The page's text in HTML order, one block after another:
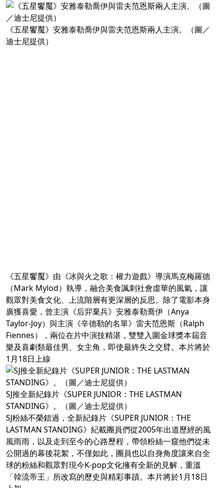
《五星饗魘》安雅泰勒喬伊與雷夫范恩斯兩人主演。（圖／
迪士尼提供）
《五星饗魘》由《冰與火之歌：權力遊戲》導演馬克梅羅德
（Mark Mylod）執導，融合美食諷刺社會虛華的風氣，讓
觀眾對美食文化、上流階層有更深層的反思。除了電影本身
廣獲喜愛，曾主演《后羿棄兵》安雅泰勒喬伊（Anya
Taylor-Joy）與主演《辛德勒的名單》雷夫范恩斯（Ralph
Fiennes），兩位在片中演技精湛，雙雙入圍金球獎本屆音
樂及喜劇類最佳男、女主角，即使最終失之交臂。本片將於
1月18日上線
SJ推全新紀錄片《SUPER JUNIOR：THE LASTMAN
STANDING》。（圖／迪士尼提供）
SJ粉絲不榮錯過，全新紀錄片《SUPER JUNIOR：THE
LASTMAN STANDING》紀載團員們從2005年出道歷經的風
風雨雨，以及走到至今的心路歷程，帶領粉絲一窺他們從未
公開過的幕後花絮，不僅如此，團員也以自身角度讓來自全
球的粉絲和觀眾對現今K-pop文化擁有全新的見解，重溫
「韓流帝王」所改寫的歷史與精彩事蹟。本片將於1月18日